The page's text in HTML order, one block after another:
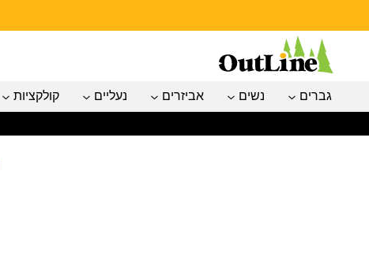
גברים נשים אביזרים נעליים קולקציות